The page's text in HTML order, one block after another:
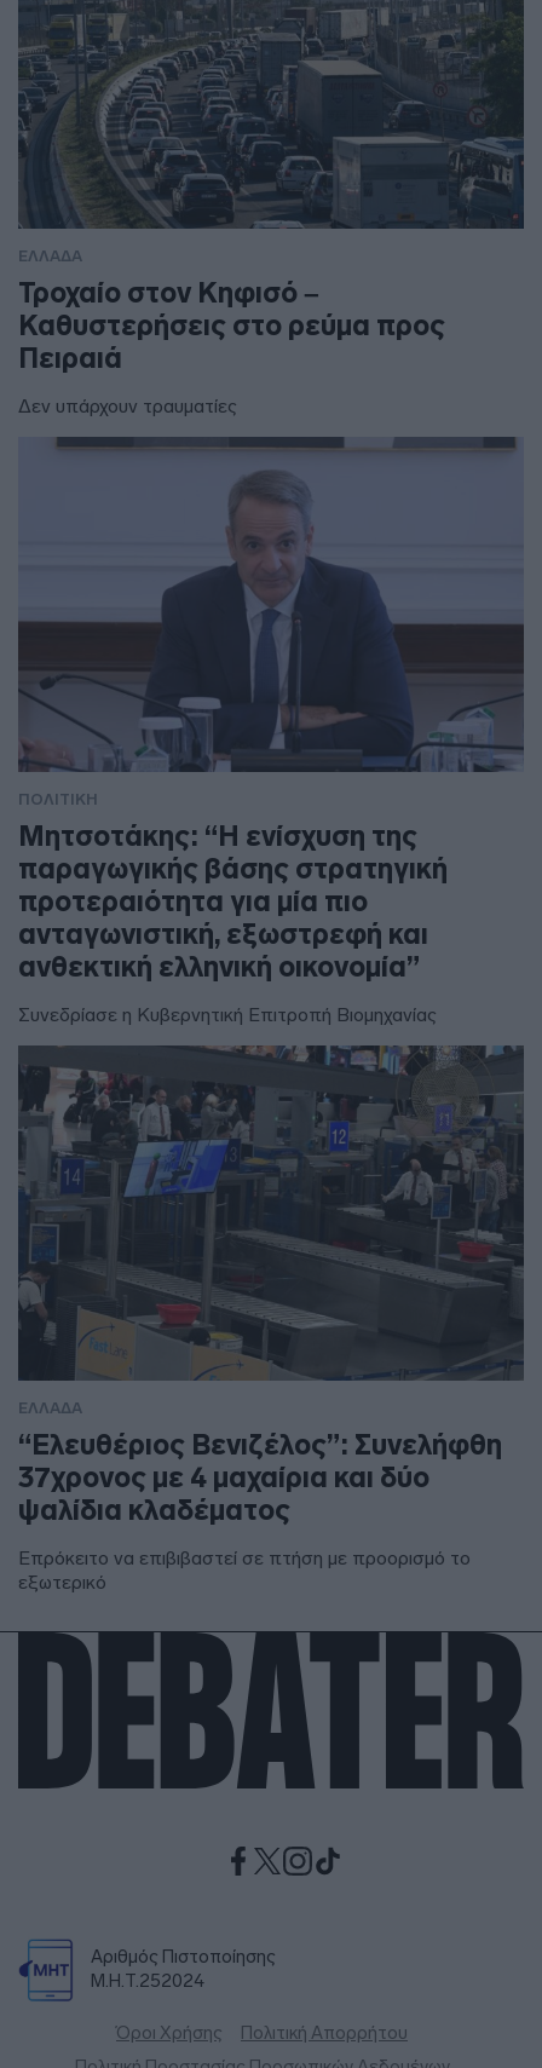
ΕΛΛΑΔΑ
Τροχαίο στον Κηφισό –
Καθυστερήσεις στο ρεύμα προς
Πειραιά
Δεν υπάρχουν τραυματίες
ΠΟΛΙΤΙΚΗ
Μητσοτάκης: “Η ενίσχυση της
παραγωγικής βάσης στρατηγική
προτεραιότητα για μία πιο
ανταγωνιστική, εξωστρεφή και
ανθεκτική ελληνική οικονομία”
Συνεδρίασε η Κυβερνητική Επιτροπή Βιομηχανίας
ΕΛΛΑΔΑ
“Ελευθέριος Βενιζέλος”: Συνελήφθη
37χρονος με 4 μαχαίρια και δύο
ψαλίδια κλαδέματος
Επρόκειτο να επιβιβαστεί σε πτήση με προορισμό το
εξωτερικό
Αριθμός Πιστοποίησης
Μ.Η.Τ.252024
Όροι Χρήσης
Πολιτική Απορρήτου